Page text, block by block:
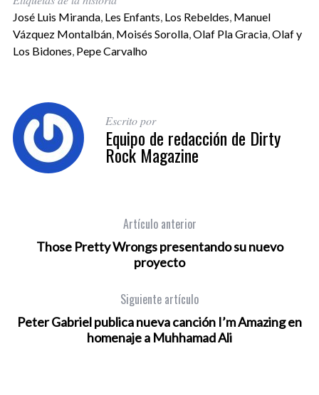
José Luis Miranda, Les Enfants Los Rebeldes Manuel
Vázquez Montalbán, Moisés Sorolla, Olaf Pla Gracia, Olaf y
Los Bidones Pepe Carvalho
Escrito por
Equipo de redacción de Dirty
Rock Magazine
Artículo anterior
Those Pretty Wrongs presentando su nuevo
proyecto
Siguiente artículo
Peter Gabriel publica nueva canción I’m Amazing en
homenaje a Muhhamad Ali